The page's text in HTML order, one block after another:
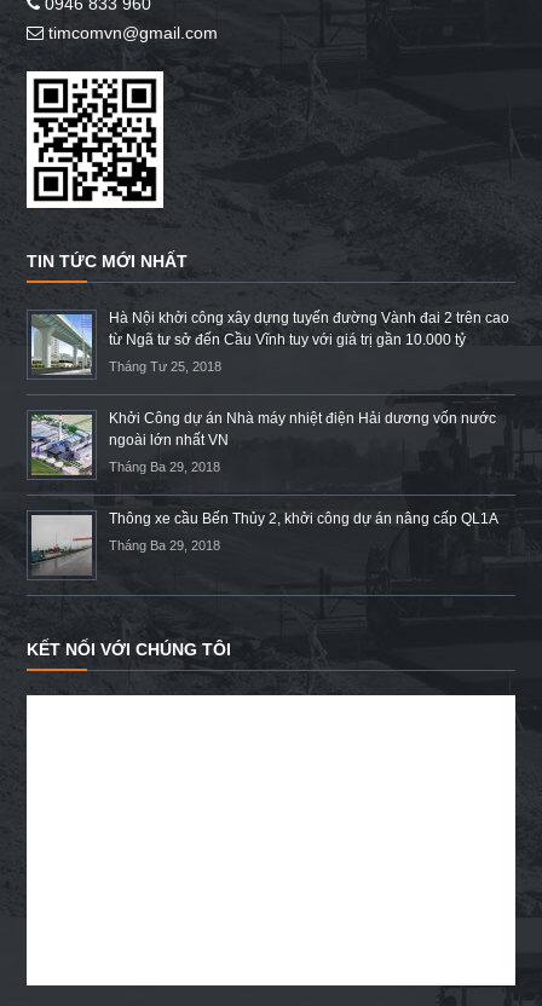
timcomvn@gmail.com
TIN TỨC MỚI NHẤT
Hà Nội khởi công xây dựng tuyến đường Vành đai 2 trên cao
từ Ngã tư sở đến Cầu Vĩnh tuy với giá trị gần 10.000 tỷ
Tháng Tư 25, 2018
Khởi Công dự án Nhà máy nhiệt điện Hải dương vốn nước
ngoài lớn nhất VN
Tháng Ba 29, 2018
Thông xe cầu Bến Thủy 2, khởi công dự án nâng cấp QL1A
Tháng Ba 29, 2018
KẾT NỐI VỚI CHÚNG TÔI